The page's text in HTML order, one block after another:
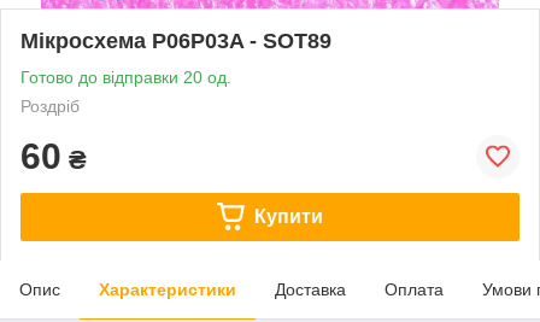
Мікросхема P06P03A - SOT89
Готово до відправки 20 од.
Роздріб
60 ₴
Купити
Опис Характеристики Доставка Оплата Умови